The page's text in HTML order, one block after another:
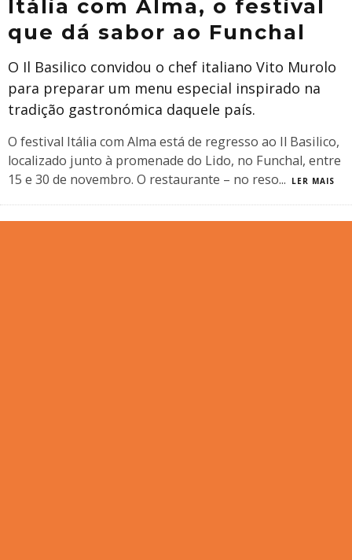
Itália com Alma, o festival
que dá sabor ao Funchal
O Il Basilico convidou o chef italiano Vito Murolo
para preparar um menu especial inspirado na
tradição gastronómica daquele país.
O festival Itália com Alma está de regresso ao Il Basilico,
localizado junto à promenade do Lido, no Funchal, entre
15 e 30 de novembro. O restaurante – no reso... LER MAIS